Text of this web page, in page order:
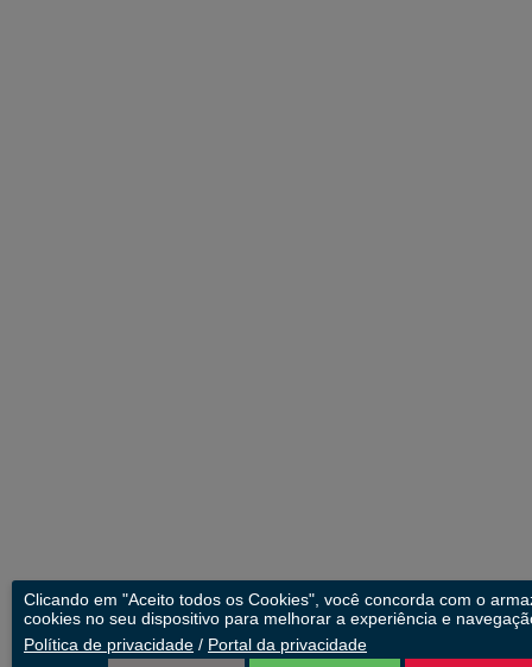
Clicando em "Aceito todos os Cookies", você concorda com o
cookies no seu dispositivo para melhorar a experiência e
Política de privacidade / Portal da privacidade